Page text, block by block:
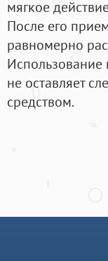
мягкое
После его
равномерно
Использование
не оставляет
средством.